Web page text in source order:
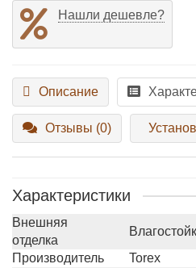
Нашли дешевле?
Описание
Отзывы (0)
Характеристики
Внешняя
отделка
Производитель
Torex